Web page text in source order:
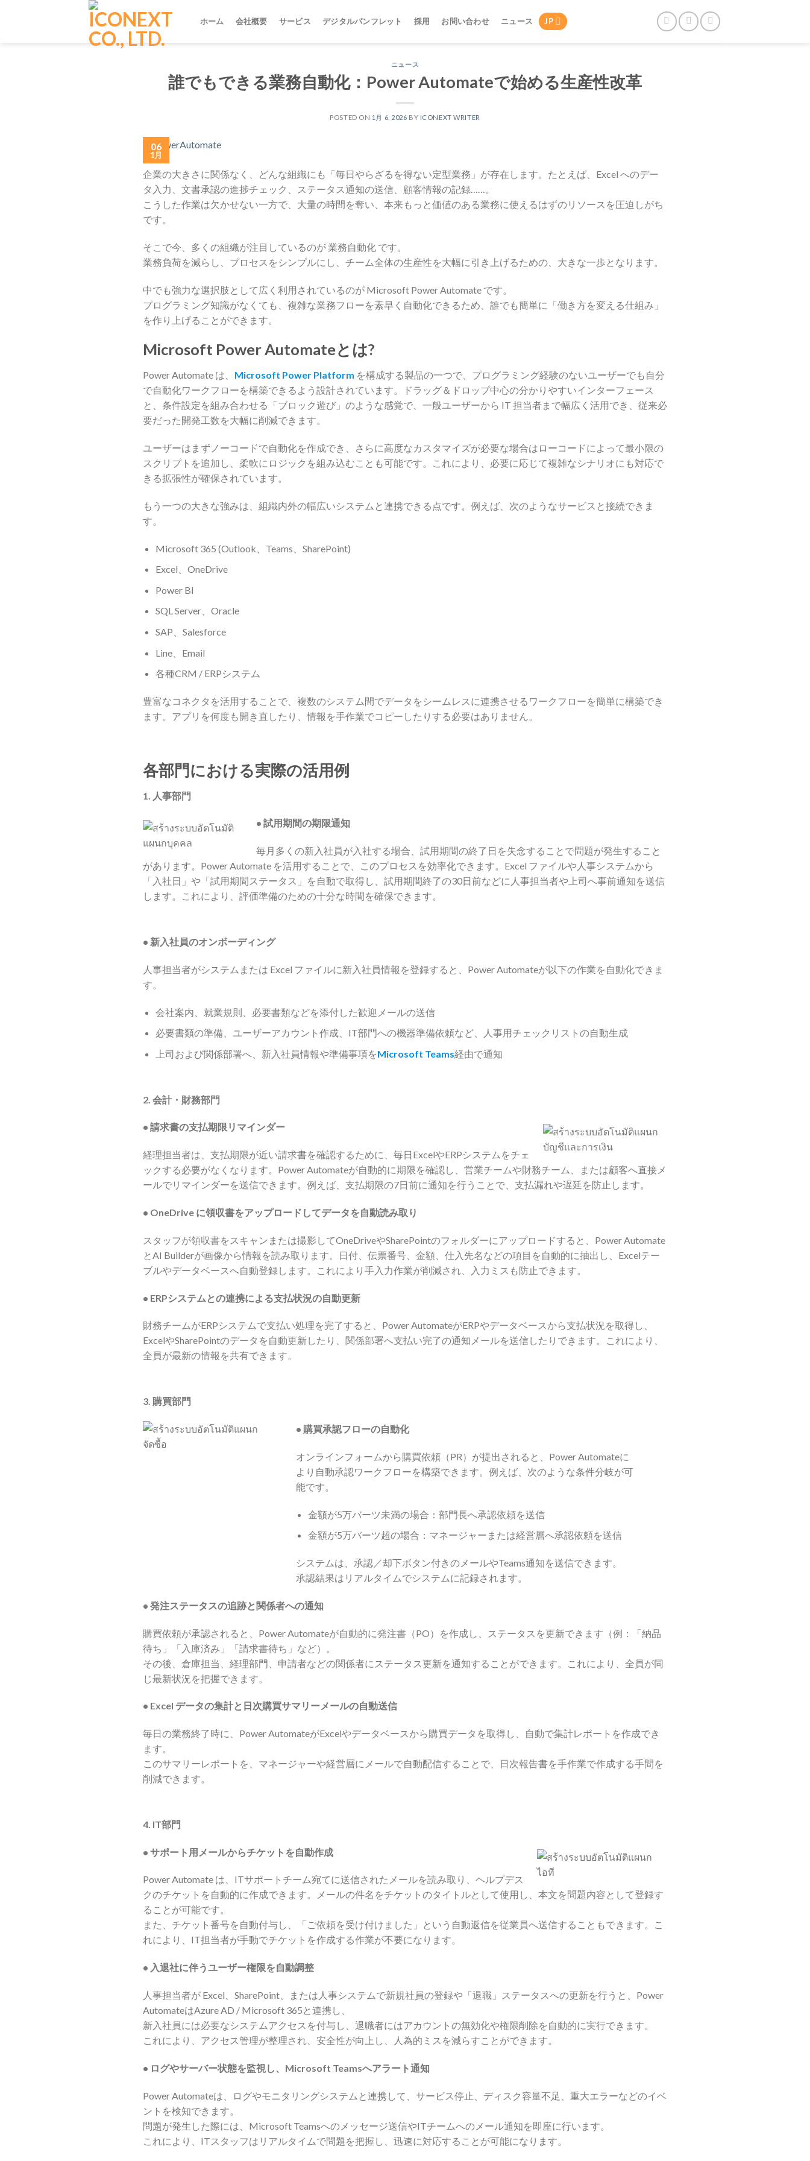
ホーム 会社概要 サービス デジタルパンフレット 採用 お問い合わせ ニュース JP
ニュース
誰でもできる業務自動化：Power Automateで始める生産性改革
POSTED ON 1月 6, 2026 BY ICONEXT WRITER
06
1月
企業の大きさに関係なく、どんな組織にも「毎日やらざるを得ない定型業務」が存在します。たとえば、Excel へのデー
タ入力、文書承認の進捗チェック、ステータス通知の送信、顧客情報の記録……。
こうした作業は欠かせない一方で、大量の時間を奪い、本来もっと価値のある業務に使えるはずのリソースを圧迫しがち
です。
そこで今、多くの組織が注目しているのが 業務自動化 です。
業務負荷を減らし、プロセスをシンプルにし、チーム全体の生産性を大幅に引き上げるための、大きな一歩となります。
中でも強力な選択肢として広く利用されているのが Microsoft Power Automate です。
プログラミング知識がなくても、複雑な業務フローを素早く自動化できるため、誰でも簡単に「働き方を変える仕組み」
を作り上げることができます。
Microsoft Power Automateとは?
Power Automate は、 Microsoft Power Platform を構成する製品の一つで、プログラミング経験のないユーザーでも自分
で自動化ワークフローを構築できるよう設計されています。ドラッグ＆ドロップ中心の分かりやすいインターフェース
と、条件設定を組み合わせる「ブロック遊び」のような感覚で、一般ユーザーから IT 担当者まで幅広く活用でき、従来必
要だった開発工数を大幅に削減できます。
ユーザーはまずノーコードで自動化を作成でき、さらに高度なカスタマイズが必要な場合はローコードによって最小限の
スクリプトを追加し、柔軟にロジックを組み込むことも可能です。これにより、必要に応じて複雑なシナリオにも対応で
きる拡張性が確保されています。
もう一つの大きな強みは、組織内外の幅広いシステムと連携できる点です。例えば、次のようなサービスと接続できま
す。
Microsoft 365 (Outlook、Teams、SharePoint)
Excel、OneDrive
Power BI
SQL Server、Oracle
SAP、Salesforce
Line、Email
各種CRM / ERPシステム
豊富なコネクタを活用することで、複数のシステム間でデータをシームレスに連携させるワークフローを簡単に構築でき
ます。アプリを何度も開き直したり、情報を手作業でコピーしたりする必要はありません。
各部門における実際の活用例
1. 人事部門
• 試用期間の期限通知
毎月多くの新入社員が入社する場合、試用期間の終了日を失念することで問題が発生すること
があります。Power Automate を活用することで、このプロセスを効率化できます。Excel ファイルや人事システムから
「入社日」や「試用期間ステータス」を自動で取得し、試用期間終了の30日前などに人事担当者や上司へ事前通知を送信
します。これにより、評価準備のための十分な時間を確保できます。
• 新入社員のオンボーディング
人事担当者がシステムまたは Excel ファイルに新入社員情報を登録すると、Power Automateが以下の作業を自動化できま
す。
会社案内、就業規則、必要書類などを添付した歓迎メールの送信
必要書類の準備、ユーザーアカウント作成、IT部門への機器準備依頼など、人事用チェックリストの自動生成
上司および関係部署へ、新入社員情報や準備事項をMicrosoft Teams経由で通知
2. 会計・財務部門
• 請求書の支払期限リマインダー
経理担当者は、支払期限が近い請求書を確認するために、毎日ExcelやERPシステムをチェ
ックする必要がなくなります。Power Automateが自動的に期限を確認し、営業チームや財務チーム、または顧客へ直接メ
ールでリマインダーを送信できます。例えば、支払期限の7日前に通知を行うことで、支払漏れや遅延を防止します。
• OneDrive に領収書をアップロードしてデータを自動読み取り
スタッフが領収書をスキャンまたは撮影してOneDriveやSharePointのフォルダーにアップロードすると、Power Automate
とAI Builderが画像から情報を読み取ります。日付、伝票番号、金額、仕入先名などの項目を自動的に抽出し、Excelテー
ブルやデータベースへ自動登録します。これにより手入力作業が削減され、入力ミスも防止できます。
• ERPシステムとの連携による支払状況の自動更新
財務チームがERPシステムで支払い処理を完了すると、Power AutomateがERPやデータベースから支払状況を取得し、
ExcelやSharePointのデータを自動更新したり、関係部署へ支払い完了の通知メールを送信したりできます。これにより、
全員が最新の情報を共有できます。
3. 購買部門
• 購買承認フローの自動化
オンラインフォームから購買依頼（PR）が提出されると、Power Automateに
より自動承認ワークフローを構築できます。例えば、次のような条件分岐が可
能です。
金額が5万バーツ未満の場合：部門長へ承認依頼を送信
金額が5万バーツ超の場合：マネージャーまたは経営層へ承認依頼を送信
システムは、承認／却下ボタン付きのメールやTeams通知を送信できます。
承認結果はリアルタイムでシステムに記録されます。
• 発注ステータスの追跡と関係者への通知
購買依頼が承認されると、Power Automateが自動的に発注書（PO）を作成し、ステータスを更新できます（例：「納品
待ち」「入庫済み」「請求書待ち」など）。
その後、倉庫担当、経理部門、申請者などの関係者にステータス更新を通知することができます。これにより、全員が同
じ最新状況を把握できます。
• Excel データの集計と日次購買サマリーメールの自動送信
毎日の業務終了時に、Power AutomateがExcelやデータベースから購買データを取得し、自動で集計レポートを作成でき
ます。
このサマリーレポートを、マネージャーや経営層にメールで自動配信することで、日次報告書を手作業で作成する手間を
削減できます。
4. IT部門
• サポート用メールからチケットを自動作成
Power Automate は、ITサポートチーム宛てに送信されたメールを読み取り、ヘルプデス
クのチケットを自動的に作成できます。メールの件名をチケットのタイトルとして使用し、本文を問題内容として登録す
ることが可能です。
また、チケット番号を自動付与し、「ご依頼を受け付けました」という自動返信を従業員へ送信することもできます。こ
れにより、IT担当者が手動でチケットを作成する作業が不要になります。
• 入退社に伴うユーザー権限を自動調整
人事担当者が Excel、SharePoint、または人事システムで新規社員の登録や「退職」ステータスへの更新を行うと、Power
AutomateはAzure AD / Microsoft 365と連携し、
新入社員には必要なシステムアクセスを付与し、退職者にはアカウントの無効化や権限削除を自動的に実行できます。
これにより、アクセス管理が整理され、安全性が向上し、人為的ミスを減らすことができます。
• ログやサーバー状態を監視し、Microsoft Teamsへアラート通知
Power Automateは、ログやモニタリングシステムと連携して、サービス停止、ディスク容量不足、重大エラーなどのイベ
ントを検知できます。
問題が発生した際には、Microsoft Teamsへのメッセージ送信やITチームへのメール通知を即座に行います。
これにより、ITスタッフはリアルタイムで問題を把握し、迅速に対応することが可能になります。